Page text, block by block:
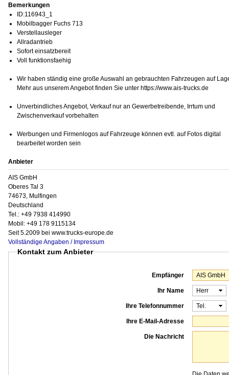
Bemerkungen
ID:116943_1
Mobilbagger Fuchs 713
Verstellausleger
Allradantrieb
Sofort einsatzbereit
Voll funktionsfaehig
Wir haben ständig eine große Auswahl an gebrauchten Fahrzeugen auf
Mehr aus unserem Angebot finden Sie unter https://www.ais-trucks.de
Unverbindliches Angebot, Verkauf nur an Gewerbetreibende, Irrtum und
Zwischenverkauf vorbehalten
Werbungen und Firmenlogos auf Fahrzeuge können evtl. auf Fotos digital
bearbeitet worden sein
Anbieter
AIS GmbH
Oberes Tal 3
74673, Mulfingen
Deutschland
Tel.: +49 7938 414990
Mobil: +49 178 9115134
Seit 5.2009 bei www.trucks-europe.de
Vollständige Angaben / Impressum
Kontakt zum Anbieter
Empfänger
Ihr Name
Ihre Telefonnummer
Ihre E-Mail-Adresse
Die Nachricht